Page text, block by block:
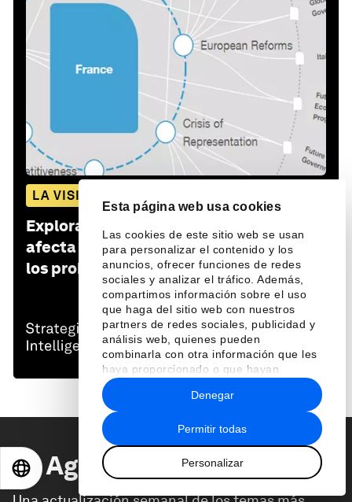
Esta página web usa cookies
Las cookies de este sitio web se usan
para personalizar el contenido y los
anuncios, ofrecer funciones de redes
sociales y analizar el tráfico. Además,
compartimos información sobre el uso
que haga del sitio web con nuestros
partners de redes sociales, publicidad y
análisis web, quienes pueden
combinarla con otra información que les
haya proporcionado o que hayan
recopilado a partir del uso que haya
hecho de sus servicios.
Permitir todas
Personalizar
Denegar
LA VISIÓN GLOBAL
Explora y monitorea cómo
afecta a las economías, las industrias y
los problemas globales
La Agenda Semanal
EN